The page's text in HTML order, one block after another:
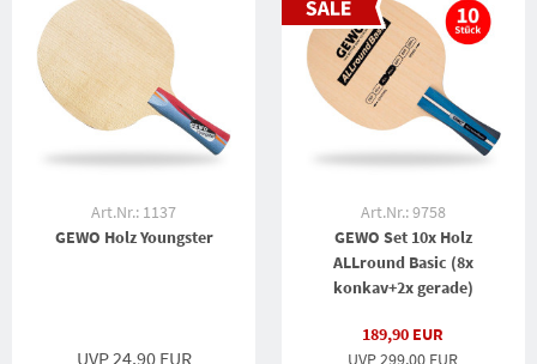
Art.Nr.: 1137
GEWO Holz Youngster
UVP 24,90 EUR
Art.Nr.: 9758
GEWO Set 10x Holz
ALLround Basic (8x
konkav+2x gerade)
189,90 EUR
UVP 299,00 EUR